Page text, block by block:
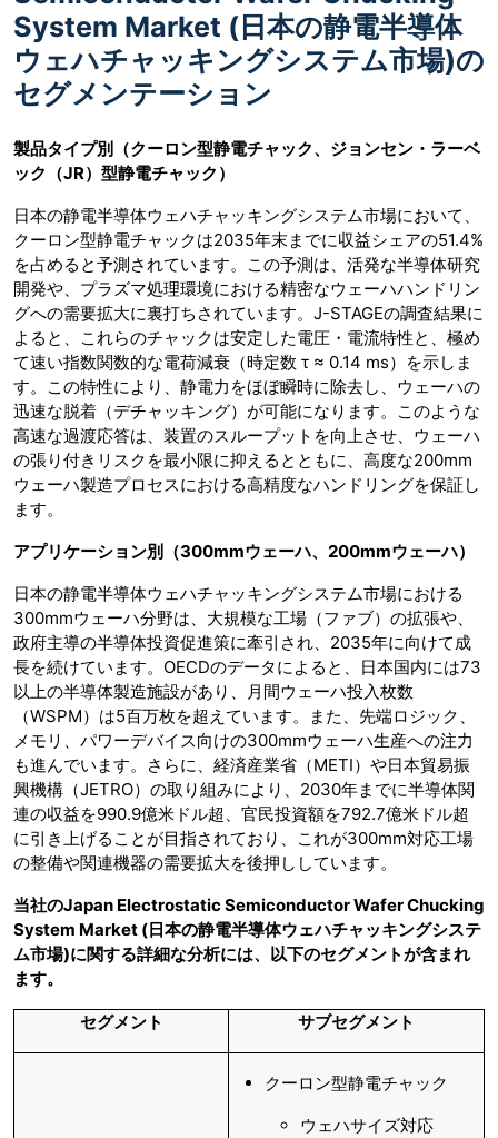
System Market (日本の静電半導体
ウェハチャッキングシステム市場)の
セグメンテーション
製品タイプ別（クーロン型静電チャック、ジョンセン・ラーベ
ック（JR）型静電チャック）
日本の静電半導体ウェハチャッキングシステム市場において、
クーロン型静電チャックは2035年末までに収益シェアの51.4%
を占めると予測されています。この予測は、活発な半導体研究
開発や、プラズマ処理環境における精密なウェーハハンドリン
グへの需要拡大に裏打ちされています。J-STAGEの調査結果に
よると、これらのチャックは安定した電圧・電流特性と、極め
て速い指数関数的な電荷減衰（時定数 τ ≈ 0.14 ms）を示しま
す。この特性により、静電力をほぼ瞬時に除去し、ウェーハの
迅速な脱着（デチャッキング）が可能になります。このような
高速な過渡応答は、装置のスループットを向上させ、ウェーハ
の張り付きリスクを最小限に抑えるとともに、高度な200mm
ウェーハ製造プロセスにおける高精度なハンドリングを保証し
ます。
アプリケーション別（300mmウェーハ、200mmウェーハ）
日本の静電半導体ウェハチャッキングシステム市場における
300mmウェーハ分野は、大規模な工場（ファブ）の拡張や、
政府主導の半導体投資促進策に牽引され、2035年に向けて成
長を続けています。OECDのデータによると、日本国内には73
以上の半導体製造施設があり、月間ウェーハ投入枚数
（WSPM）は5百万枚を超えています。また、先端ロジック、
メモリ、パワーデバイス向けの300mmウェーハ生産への注力
も進んでいます。さらに、経済産業省（METI）や日本貿易振
興機構（JETRO）の取り組みにより、2030年までに半導体関
連の収益を990.9億米ドル超、官民投資額を792.7億米ドル超
に引き上げることが目指されており、これが300mm対応工場
の整備や関連機器の需要拡大を後押ししています。
当社のJapan Electrostatic Semiconductor Wafer Chucking
System Market (日本の静電半導体ウェハチャッキングシステ
ム市場)に関する詳細な分析には、以下のセグメントが含まれ
ます。
セグメント サブセグメント
クーロン型静電チャック
ウェハサイズ対応